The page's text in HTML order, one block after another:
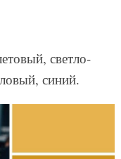
светло-
синий.